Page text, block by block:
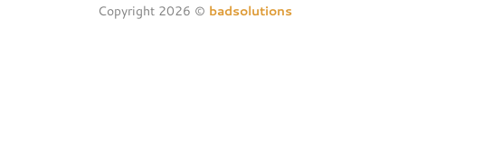
Copyright 2026 © badsolutions